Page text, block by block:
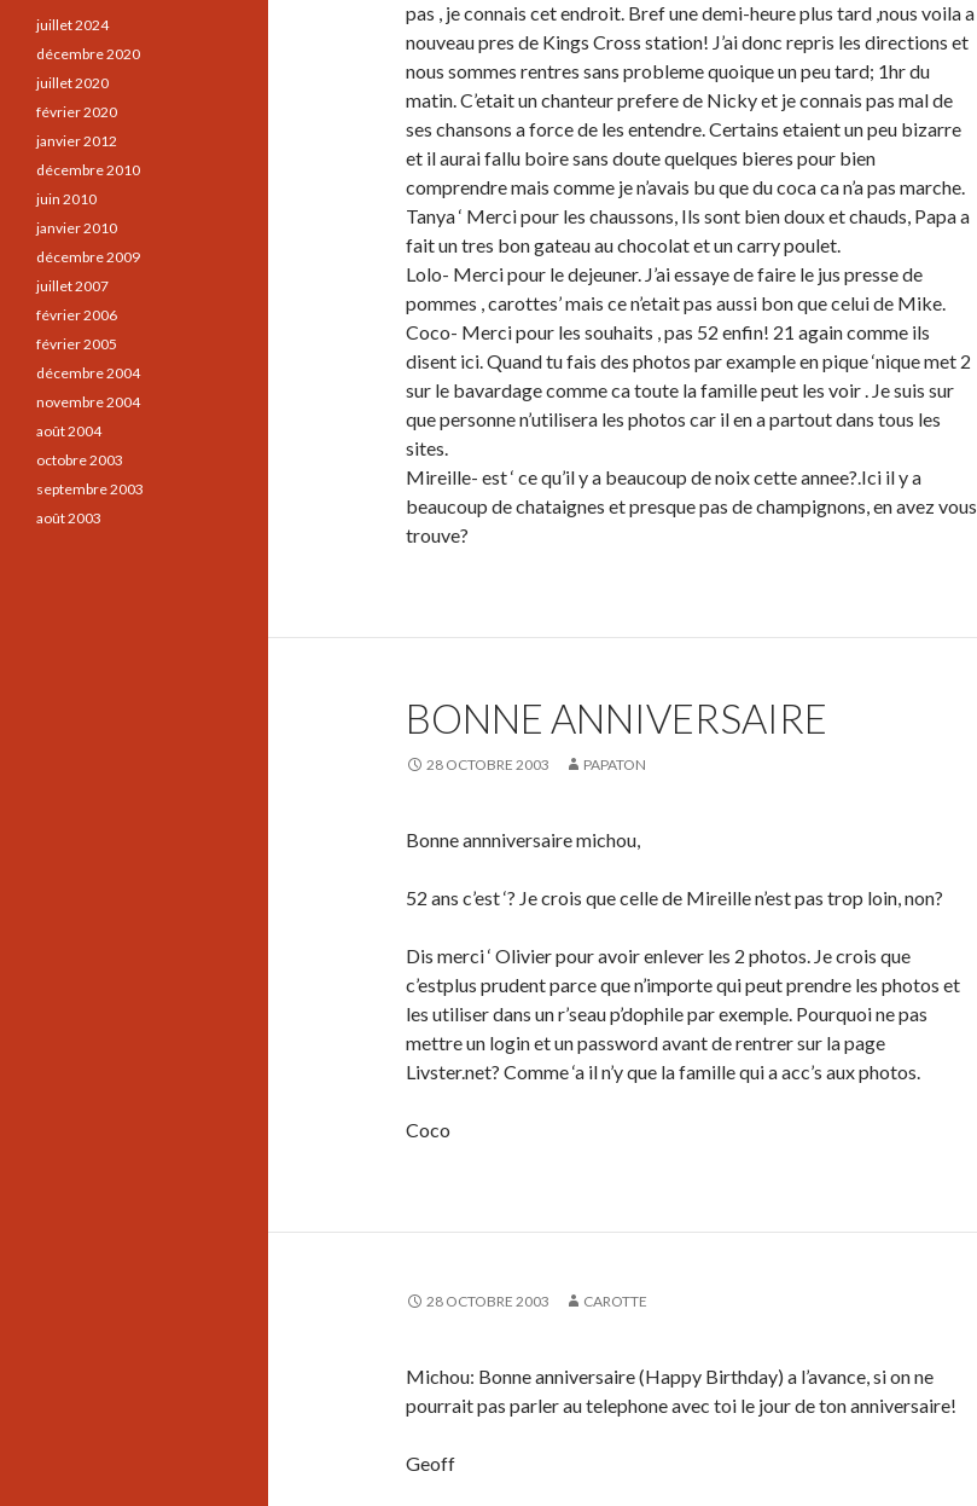
pas , je connais cet endroit. Bref une demi-heure plus tard ,nous voila a
nouveau pres de Kings Cross station! J’ai donc repris les directions et
nous sommes rentres sans probleme quoique un peu tard; 1hr du
matin. C’etait un chanteur prefere de Nicky et je connais pas mal de
ses chansons a force de les entendre. Certains etaient un peu bizarre
et il aurai fallu boire sans doute quelques bieres pour bien
comprendre mais comme je n’avais bu que du coca ca n’a pas marche.
Tanya ‘ Merci pour les chaussons, Ils sont bien doux et chauds, Papa a
fait un tres bon gateau au chocolat et un carry poulet.
Lolo- Merci pour le dejeuner. J’ai essaye de faire le jus presse de
pommes , carottes’ mais ce n’etait pas aussi bon que celui de Mike.
Coco- Merci pour les souhaits , pas 52 enfin! 21 again comme ils
disent ici. Quand tu fais des photos par example en pique ‘nique met 2
sur le bavardage comme ca toute la famille peut les voir . Je suis sur
que personne n’utilisera les photos car il en a partout dans tous les
sites.
Mireille- est ‘ ce qu’il y a beaucoup de noix cette annee?.Ici il y a
beaucoup de chataignes et presque pas de champignons, en avez vous
trouve?
BONNE ANNIVERSAIRE
28 OCTOBRE 2003 PAPATON
Bonne annniversaire michou,
52 ans c’est ‘? Je crois que celle de Mireille n’est pas trop loin, non?
Dis merci ‘ Olivier pour avoir enlever les 2 photos. Je crois que
c’estplus prudent parce que n’importe qui peut prendre les photos et
les utiliser dans un r’seau p’dophile par exemple. Pourquoi ne pas
mettre un login et un password avant de rentrer sur la page
Livster.net? Comme ‘a il n’y que la famille qui a acc’s aux photos.
Coco
28 OCTOBRE 2003 CAROTTE
Michou: Bonne anniversaire (Happy Birthday) a l’avance, si on ne
pourrait pas parler au telephone avec toi le jour de ton anniversaire!
Geoff
juillet 2024
décembre 2020
juillet 2020
février 2020
janvier 2012
décembre 2010
juin 2010
janvier 2010
décembre 2009
juillet 2007
février 2006
février 2005
décembre 2004
novembre 2004
août 2004
octobre 2003
septembre 2003
août 2003